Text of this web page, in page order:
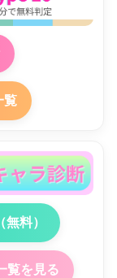
覧
料）
覧を見る